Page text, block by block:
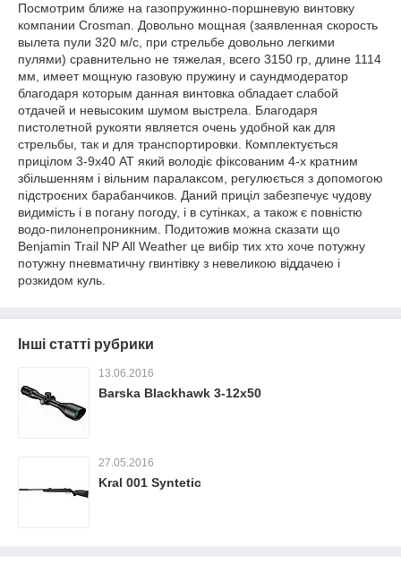
Посмотрим ближе на газопружинно-поршневую винтовку
компании Crosman. Довольно мощная (заявленная скорость
вылета пули 320 м/с, при стрельбе довольно легкими
пулями) сравнительно не тяжелая, всего 3150 гр, длине 1114
мм, имеет мощную газовую пружину и саундмодератор
благодаря которым данная винтовка обладает слабой
отдачей и невысоким шумом выстрела. Благодаря
пистолетной рукояти является очень удобной как для
стрельбы, так и для транспортировки. Комплектується
прицілом 3-9x40 АТ який володіє фіксованим 4-х кратним
збільшенням і вільним паралаксом, регулюється з допомогою
підстроєних барабанчиков. Даний приціл забезпечує чудову
видимість і в погану погоду, і в сутінках, а також є повністю
водо-пилонепроникним. Подитожив можна сказати що
Benjamin Trail NP All Weather це вибір тих хто хоче потужну
потужну пневматичну гвинтівку з невеликою віддачею і
розкидом куль.
Інші статті рубрики
13.06.2016
Barska Blackhawk 3-12x50
27.05.2016
Kral 001 Syntetic